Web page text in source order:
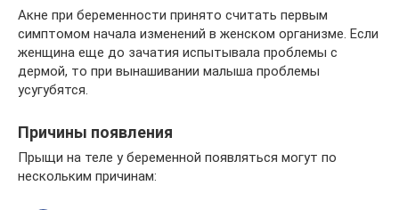
Акне при беременности принято считать первым
симптомом начала изменений в женском организме. Если
женщина еще до зачатия испытывала проблемы с
дермой, то при вынашивании малыша проблемы
усугубятся.
Причины появления
Прыщи на теле у беременной появляться могут по
нескольким причинам: